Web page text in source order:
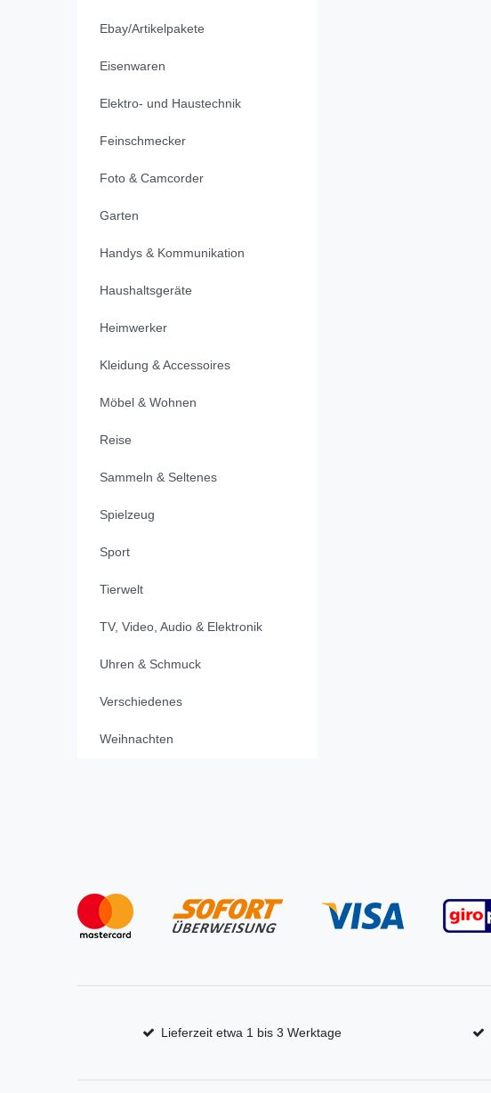
Ebay/Artikelpakete
Eisenwaren
Elektro- und Haustechnik
Feinschmecker
Foto & Camcorder
Garten
Handys & Kommunikation
Haushaltsgeräte
Heimwerker
Kleidung & Accessoires
Möbel & Wohnen
Reise
Sammeln & Seltenes
Spielzeug
Sport
Tierwelt
TV, Video, Audio & Elektronik
Uhren & Schmuck
Verschiedenes
Weihnachten
Lieferzeit etwa 1 bis 3 Werktage